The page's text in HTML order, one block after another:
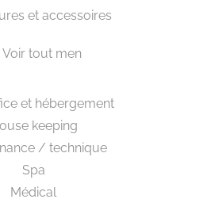
Newsletter
nos nouvelles collections et
exceptionnelles !